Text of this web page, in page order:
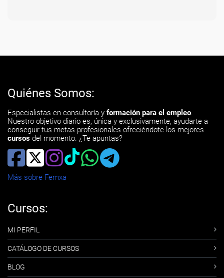
Quiénes Somos:
Especialistas en consultoría y formación para el empleo.
Nuestro objetivo diario es, única y exclusivamente, ayudarte a
conseguir tus metas profesionales ofreciéndote los mejores
cursos del momento. ¿Te apuntas?
Más sobre Femxa
Cursos:
MI PERFIL
CATÁLOGO DE CURSOS
BLOG